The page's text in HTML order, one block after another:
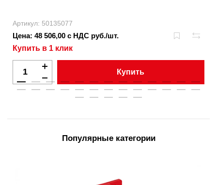
Артикул: 50135077
Цена: 48 506,00 с НДС руб./шт.
Купить в 1 клик
Купить
Популярные категории